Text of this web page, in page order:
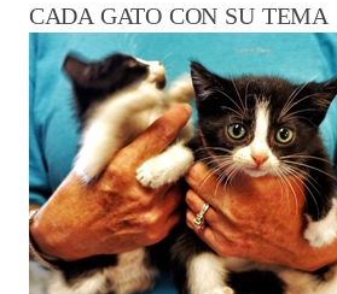
CADA GATO CON SU TEMA